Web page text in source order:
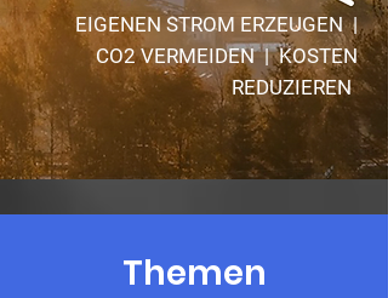
EIGENEN STROM ERZEUGEN |
CO2 VERMEIDEN | KOSTEN
REDUZIEREN
Themen